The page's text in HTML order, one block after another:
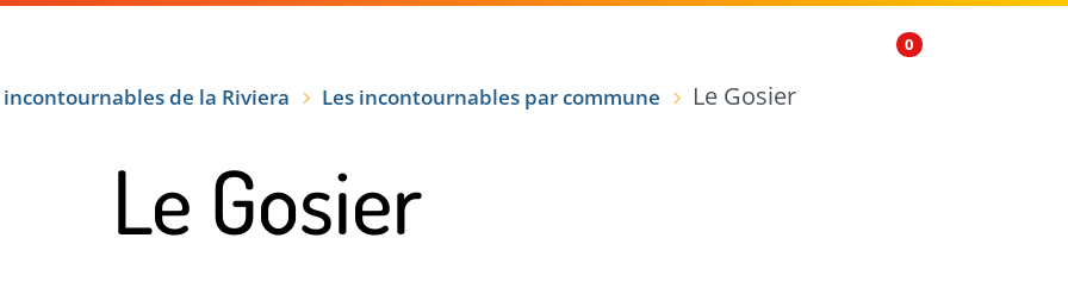
0
incontournables de la Riviera Les incontournables par commune Le Gosier
Le Gosier